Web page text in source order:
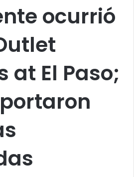
ocurrió
at El Paso;